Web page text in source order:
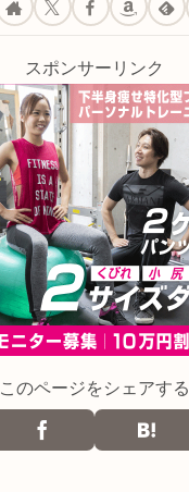
スポンサーリンク
このページをシェアする